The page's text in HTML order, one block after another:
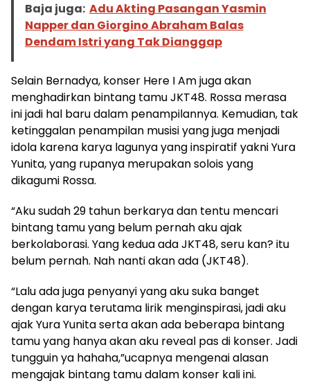
Baja juga: Adu Akting Pasangan Yasmin
Napper dan Giorgino Abraham Balas
Dendam Istri yang Tak Dianggap
Selain Bernadya, konser Here I Am juga akan
menghadirkan bintang tamu JKT48. Rossa merasa
ini jadi hal baru dalam penampilannya. Kemudian, tak
ketinggalan penampilan musisi yang juga menjadi
idola karena karya lagunya yang inspiratif yakni Yura
Yunita, yang rupanya merupakan solois yang
dikagumi Rossa.
“Aku sudah 29 tahun berkarya dan tentu mencari
bintang tamu yang belum pernah aku ajak
berkolaborasi. Yang kedua ada JKT48, seru kan? itu
belum pernah. Nah nanti akan ada (JKT48).
“Lalu ada juga penyanyi yang aku suka banget
dengan karya terutama lirik menginspirasi, jadi aku
ajak Yura Yunita serta akan ada beberapa bintang
tamu yang hanya akan aku reveal pas di konser. Jadi
tungguin ya hahaha,”ucapnya mengenai alasan
mengajak bintang tamu dalam konser kali ini.